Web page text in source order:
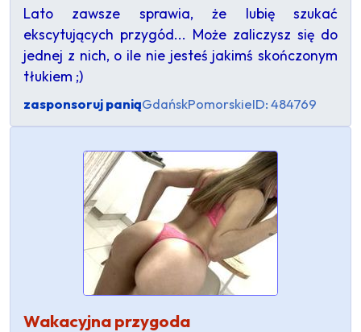
Lato zawsze sprawia, że lubię szukać
ekscytujących przygód... Może zaliczysz się do
jednej z nich, o ile nie jesteś jakimś skończonym
tłukiem ;)
zasponsoruj paniąGdańskPomorskieID: 484769
Wakacyjna przygoda